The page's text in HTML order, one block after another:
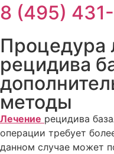
8 (495)
Процедура
рецидива
методы
Лечение рецидива
операции требует
данном случае может